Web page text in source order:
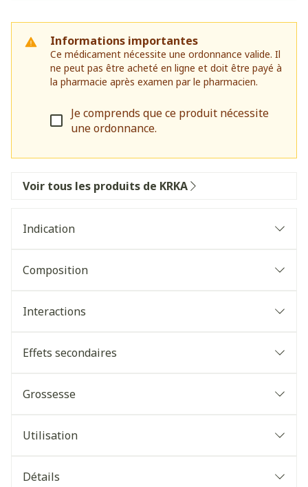
Informations importantes
Ce médicament nécessite une ordonnance valide. Il
ne peut pas être acheté en ligne et doit être payé à
la pharmacie après examen par le pharmacien.
Je comprends que ce produit nécessite
une ordonnance.
Voir tous les produits de KRKA
Indication
Composition
Interactions
Effets secondaires
Grossesse
Utilisation
Détails